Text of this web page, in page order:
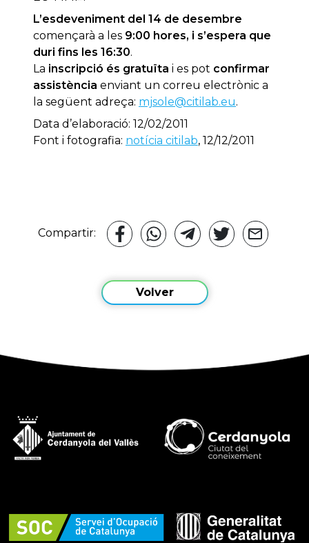
L’esdeveniment del 14 de desembre
començarà a les 9:00 hores, i s’espera que
duri fins les 16:30.
La inscripció és gratuïta i es pot confirmar
assistència enviant un correu electrònic a
la següent adreça: mjsole@citilab.eu.
Data d’elaboració: 12/02/2011
Font i fotografia: notícia citilab, 12/12/2011
Compartir:
Volver